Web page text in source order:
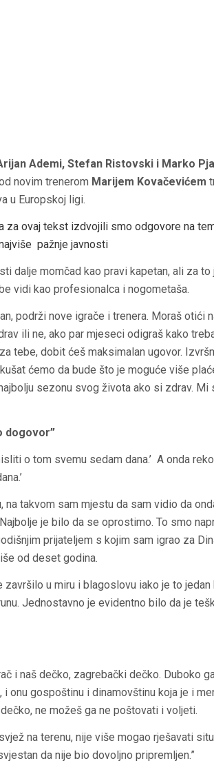
Ademi, Stefan Ristovski i Marko
novim trenerom Marijem Kovačevićem
u Europskoj ligi.
za ovaj tekst izdvojili smo odgovore na
pažnje javnosti
dalje momčad kao pravi kapetan, ali za
vidi kao profesionalca i nogometaša.
podrži nove igrače i trenera. Moraš otići
ili ne, ako par mjeseci odigraš kako
tebe, dobit ćeš maksimalan ugovor.
ćemo da bude što je moguće više
sezonu svog života ako si zdrav. Mi
dogovor”
o tom svemu sedam dana.’ A onda
na takvom sam mjestu da sam vidio da
je bilo da se oprostimo. To smo
prijateljem s kojim sam igrao za
od deset godina.
završilo u miru i blagoslovu iako je to jedan
Jednostavno je evidentno bilo da je
i naš dečko, zagrebački dečko. Duboko
onu gospoštinu i dinamovštinu koja je i
ne možeš ga ne poštovati i voljeti.
na terenu, nije više mogao rješavati
da nije bio dovoljno pripremljen.”